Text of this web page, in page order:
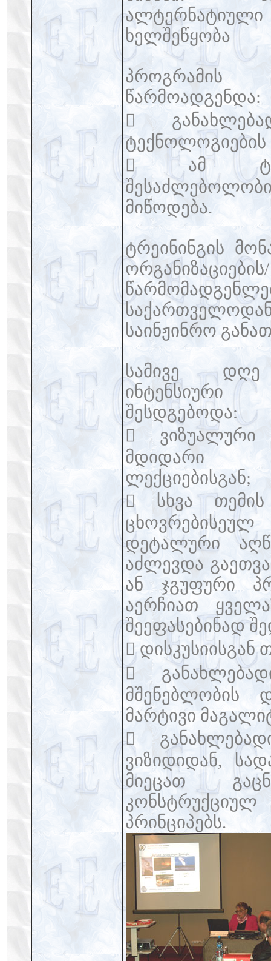
ალტერნატიული
ხელშეწყობა
წარმოადგენდა:

ტექნოლოგიების
 ამ
მიწოდება.
ტრეინინგის
საინჟინრო
სამივე
შესდგებოდა:
 ვიზუალური
ლექციებისგან;
 სხვა თემის
დეტალური
აძლევდა
ან ჯგუფური
აერჩიათ
შეეფასებინად


მშენებლობის
მარტივი

ვიზიდიდან,
მიეცათ
პრინციპებს.